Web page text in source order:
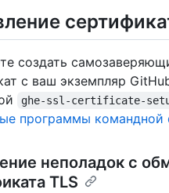
создать
с ваш экземпляр
ghe-ssl-certificate-
программы командной
неполадок с
TLS